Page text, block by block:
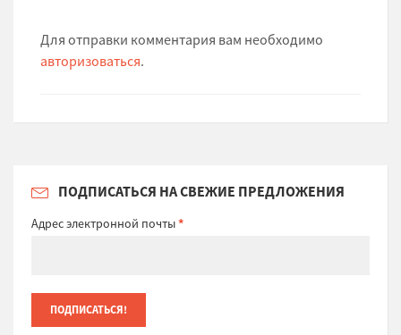
Для отправки комментария вам необходимо
авторизоваться.
ПОДПИСАТЬСЯ НА СВЕЖИЕ ПРЕДЛОЖЕНИЯ
Адрес электронной почты*